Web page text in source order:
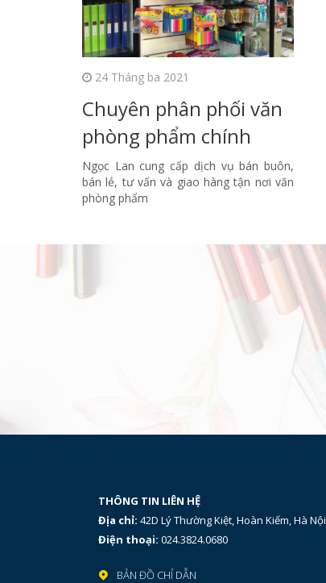
24 Tháng ba 2021
Chuyên phân phối văn
phòng phẩm chính
hãng chất lượng nhất
tại Hà Nội
Ngọc Lan cung cấp dịch vụ bán buôn,
bán lẻ, tư vấn và giao hàng tận nơi văn
phòng phẩm
THÔNG TIN LIÊN HỆ
Địa chỉ: 42D Lý Thường Kiệt, Hoàn Kiếm, Hà Nội
Điện thoại: 024.3824.0680
BẢN ĐỒ CHỈ DẪN